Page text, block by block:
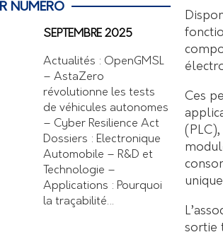
Ces
sortie
NUMÉRO
SEPTEMBRE 2025
Actualités : OpenGMSL
– AstaZero
révolutionne les tests
de véhicules autonomes
– Cyber Resilience Act
Dossiers : Electronique
Automobile – R&D et
Technologie –
Applications : Pourquoi
la traçabilité…